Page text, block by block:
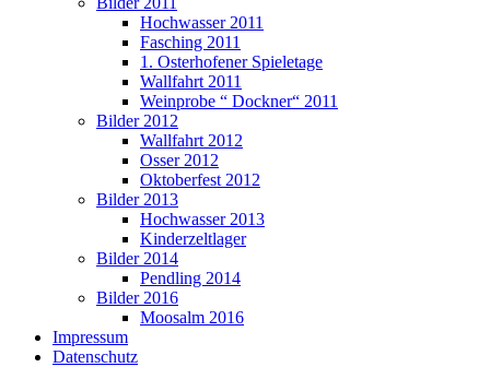
Hochwasser 2011
Fasching 2011
1. Osterhofener Spieletage
Wallfahrt 2011
Weinprobe “ Dockner“ 2011
Bilder 2012
Wallfahrt 2012
Osser 2012
Oktoberfest 2012
Bilder 2013
Hochwasser 2013
Kinderzeltlager
Bilder 2014
Pendling 2014
Bilder 2016
Moosalm 2016
Impressum
Datenschutz